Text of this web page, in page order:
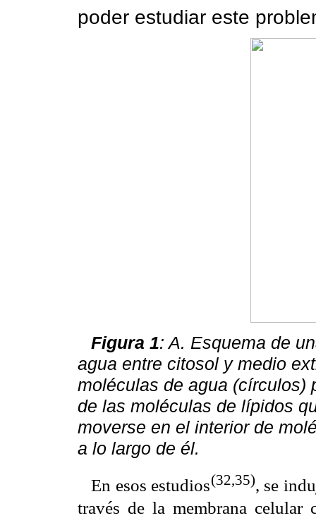
poder estudiar este
Figura 1: A. Esquema de
agua entre citosol y medio
moléculas de agua (círculos)
de las moléculas de lípidos
moverse en el interior de
a lo largo de él.
En esos estudios(32,35), se
través de la membrana celular